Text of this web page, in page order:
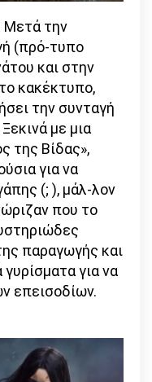
Μετά την
(πρό-τυπο
και στην
κακέκτυπο,
την συνταγή
με μια
της Βίδας»,
για να
(; ), μάλ-λον
που το
παραγωγής και
για να
επεισοδίων.